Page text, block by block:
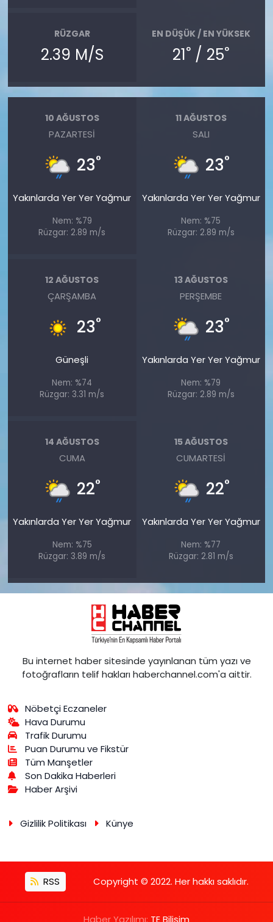
RÜZGAR
2.39 M/S
EN DÜŞÜK / EN YÜKSEK
21° / 25°
10 AĞUSTOS
PAZARTESI
23°
Yakınlarda Yer Yer Yağmur
Nem: %79
Rüzgar: 2.89 m/s
11 AĞUSTOS
SALI
23°
Yakınlarda Yer Yer Yağmur
Nem: %75
Rüzgar: 2.89 m/s
12 AĞUSTOS
ÇARŞAMBA
23°
Güneşli
Nem: %74
Rüzgar: 3.31 m/s
13 AĞUSTOS
PERŞEMBE
23°
Yakınlarda Yer Yer Yağmur
Nem: %79
Rüzgar: 2.89 m/s
14 AĞUSTOS
CUMA
22°
Yakınlarda Yer Yer Yağmur
Nem: %75
Rüzgar: 3.89 m/s
15 AĞUSTOS
CUMARTESI
22°
Yakınlarda Yer Yer Yağmur
Nem: %77
Rüzgar: 2.81 m/s
Bu internet haber sitesinde yayınlanan tüm yazı ve
fotoğrafların telif hakları haberchannel.com'a aittir.
Nöbetçi Eczaneler
Hava Durumu
Trafik Durumu
Puan Durumu ve Fikstür
Tüm Manşetler
Son Dakika Haberleri
Haber Arşivi
Gizlilik Politikası Künye
RSS Copyright © 2022. Her hakkı saklıdır.
Haber Yazılımı: TE Bilişim